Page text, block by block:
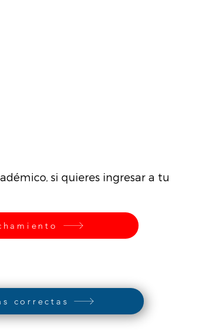
si quieres ingresar a tu
correctas